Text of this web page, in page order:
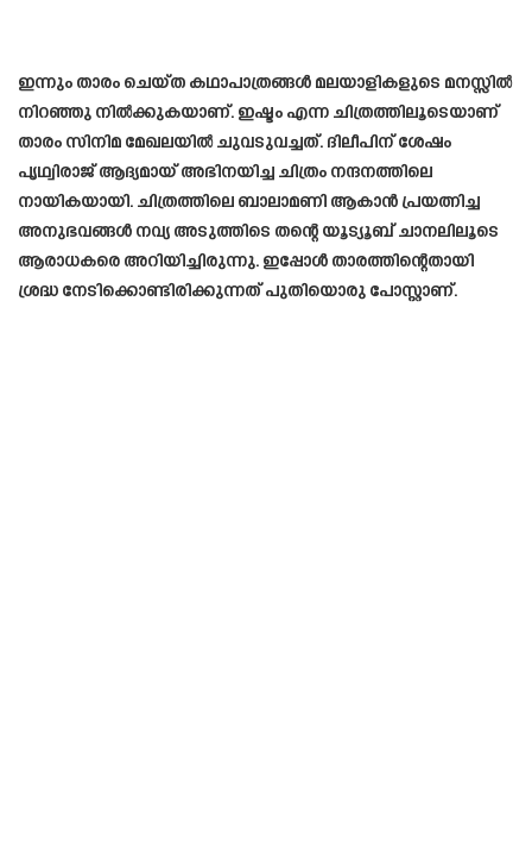
ഇന്നും താരം ചെയ്ത കഥാപാത്രങ്ങൾ മലയാളികളുടെ മനസ്സിൽ
നിറഞ്ഞു നിൽക്കുകയാണ്. ഇഷ്ടം എന്ന ചിത്രത്തിലൂടെയാണ്
താരം സിനിമ മേഖലയിൽ ചുവടുവച്ചത്. ദിലീപിന് ശേഷം
പൃഥ്വിരാജ് ആദ്യമായ് അഭിനയിച്ച ചിത്രം നന്ദനത്തിലെ
നായികയായി. ചിത്രത്തിലെ ബാലാമണി ആകാൻ പ്രയത്നിച്ച
അനുഭവങ്ങൾ നവ്യ അടുത്തിടെ തന്റെ യൂട്യൂബ് ചാനലിലൂടെ
ആരാധകരെ അറിയിച്ചിരുന്നു. ഇപ്പോൾ താരത്തിന്റെതായി
ശ്രദ്ധ നേടിക്കൊണ്ടിരിക്കുന്നത് പുതിയൊരു പോസ്റ്റാണ്.